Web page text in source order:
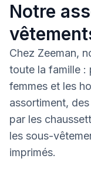
Notre
Chez Zeeman,
toute la famille :
femmes et les
assortiment,
par les
les sous-
imprimés.